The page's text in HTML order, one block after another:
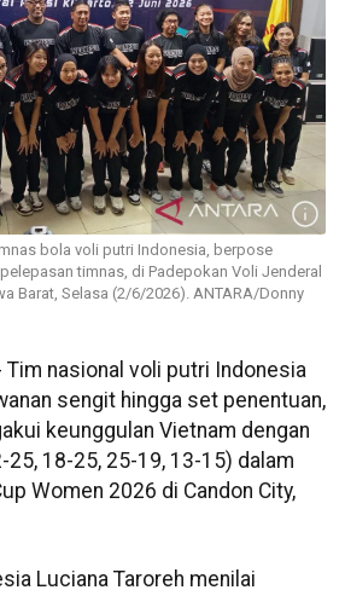
bola voli putri Indonesia, berpose
timnas, di Padepokan Voli Jenderal
Barat, Selasa (2/6/2026). ANTARA/Donny
Tim nasional voli putri Indonesia
sengit hingga set penentuan,
keunggulan Vietnam dengan
18-25, 25-19, 13-15) dalam
Women 2026 di Candon City,
Luciana Taroreh menilai